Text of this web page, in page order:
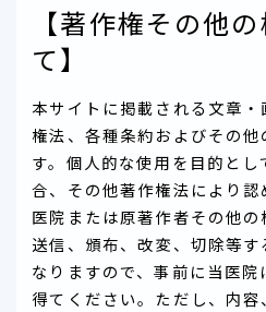
【著作権その他
て】
本サイトに掲載される文章
権法、各種条約およびその
す。個人的な使用を目的と
合、その他著作権法により
医院または原著作者その他の
送信、頒布、改変、切除等
なりますので、事前に当医
得てください。ただし、内